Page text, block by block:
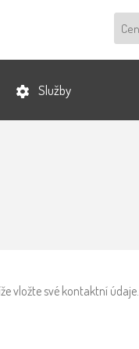
Služby
vložte své kontaktní údaje.